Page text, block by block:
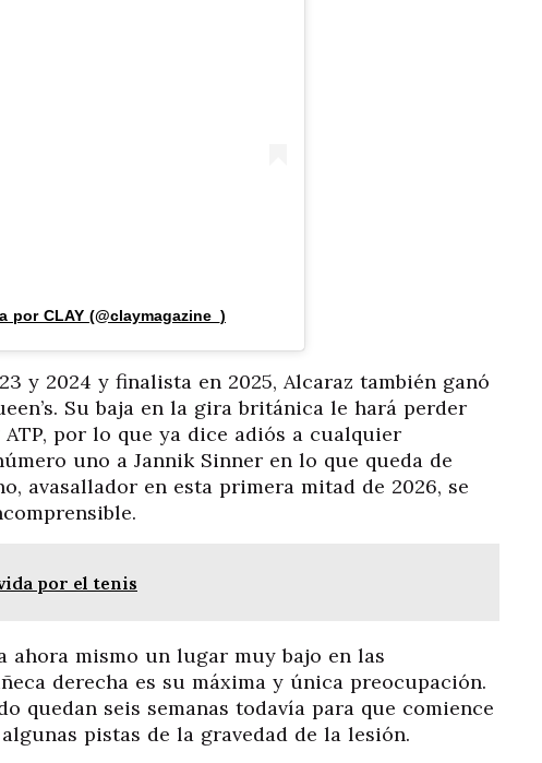
CLAY (@claymagazine_)
y 2024 y finalista en 2025, Alcaraz también ganó
Su baja en la gira británica le hará perder
por lo que ya dice adiós a cualquier
uno a Jannik Sinner en lo que queda de
avasallador en esta primera mitad de 2026, se
por el tenis
ahora mismo un lugar muy bajo en las
derecha es su máxima y única preocupación.
quedan seis semanas todavía para que comience
pistas de la gravedad de la lesión.